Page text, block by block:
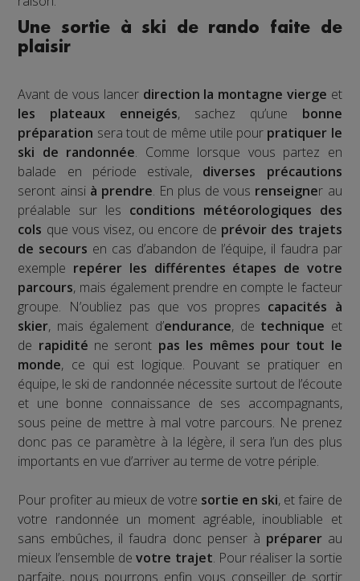
Une sortie à ski de rando faite de
plaisir
Avant de vous lancer direction la montagne vierge et
les plateaux enneigés, sachez qu’une bonne
préparation sera tout de même utile pour pratiquer le
ski de randonnée. Comme lorsque vous partez en
balade en période estivale, diverses précautions
seront ainsi à prendre. En plus de vous renseigner au
préalable sur les conditions météorologiques des
cols que vous visez, ou encore de prévoir des trajets
de secours en cas d’abandon de l’équipe, il faudra par
exemple repérer les différentes étapes de votre
parcours, mais également prendre en compte le facteur
groupe. N’oubliez pas que vos propres capacités à
skier, mais également d’endurance, de technique et
de rapidité ne seront pas les mêmes pour tout le
monde, ce qui est logique. Pouvant se pratiquer en
équipe, le ski de randonnée nécessite surtout de l’écoute
et une bonne connaissance de ses accompagnants,
sous peine de mettre à mal votre parcours. Ne prenez
donc pas ce paramètre à la légère, il sera l’un des plus
importants en vue d’arriver au terme de votre périple.
Pour profiter au mieux de votre sortie en ski, et faire de
votre randonnée un moment agréable, inoubliable et
sans embûches, il faudra donc penser à préparerau
mieux l’ensemble devotre trajet. Pour réaliser la sortie
parfaite, nous pourrons enfin vous conseiller de sortir